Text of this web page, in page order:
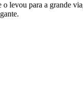
levou para a grande